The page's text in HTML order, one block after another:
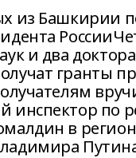
из Башкирии
и два
гранты
инспектор по
в